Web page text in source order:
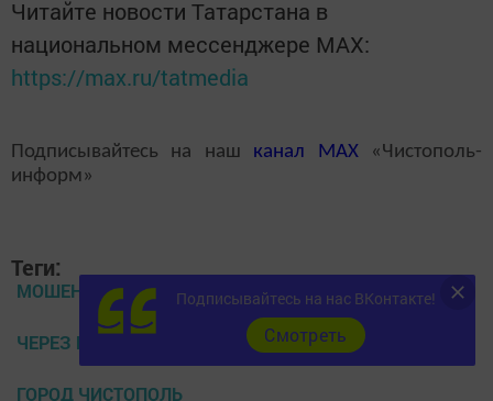
Читайте новости Татарстана в
национальном мессенджере MАХ:
https://max.ru/tatmedia
Подписывайтесь на наш канал MAX«Чистополь-
информ»
Теги:
МОШЕННИКИ
ЧЕРЕЗ ИНТЕРНЕТ
ГОРОД ЧИСТОПОЛЬ
Подписывайтесь на нас ВКонтакте!
Cмотреть